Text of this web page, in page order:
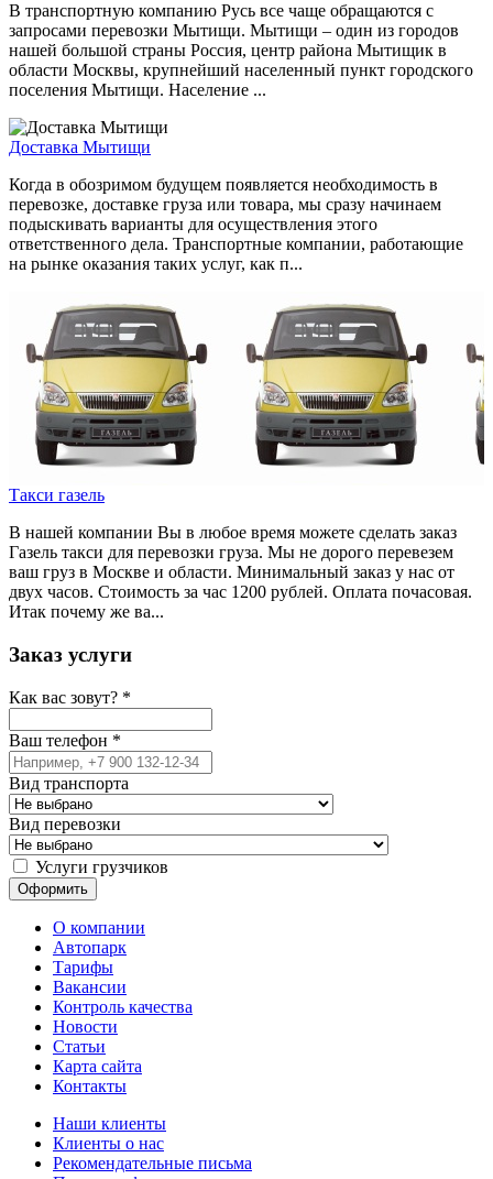
В транспортную компанию Русь все чаще обращаются с
запросами перевозки Мытищи. Мытищи – один из городов
нашей большой страны Россия, центр района Мытищик в
области Москвы, крупнейший населенный пункт городского
поселения Мытищи. Население ...
Доставка Мытищи
Когда в обозримом будущем появляется необходимость в
перевозке, доставке груза или товара, мы сразу начинаем
подыскивать варианты для осуществления этого
ответственного дела. Транспортные компании, работающие
на рынке оказания таких услуг, как п...
Такси газель
В нашей компании Вы в любое время можете сделать заказ
Газель такси для перевозки груза. Мы не дорого перевезем
ваш груз в Москве и области. Минимальный заказ у нас от
двух часов. Стоимость за час 1200 рублей. Оплата почасовая.
Итак почему же ва...
Заказ услуги
Как вас зовут? *
Ваш телефон *
Вид транспорта
Вид перевозки
Услуги грузчиков
О компании
Автопарк
Тарифы
Вакансии
Контроль качества
Новости
Статьи
Карта сайта
Контакты
Наши клиенты
Клиенты о нас
Рекомендательные письма